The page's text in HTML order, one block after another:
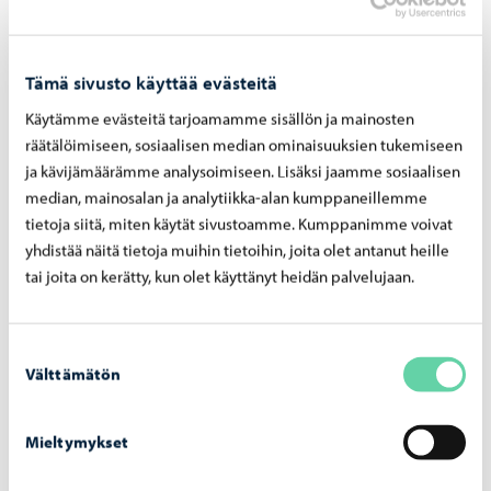
Tämä sivusto käyttää evästeitä
Käytämme evästeitä tarjoamamme sisällön ja mainosten
räätälöimiseen, sosiaalisen median ominaisuuksien tukemiseen
ja kävijämäärämme analysoimiseen. Lisäksi jaamme sosiaalisen
median, mainosalan ja analytiikka-alan kumppaneillemme
tietoja siitä, miten käytät sivustoamme. Kumppanimme voivat
yhdistää näitä tietoja muihin tietoihin, joita olet antanut heille
tai joita on kerätty, kun olet käyttänyt heidän palvelujaan.
valinta
Välttämätön
Mieltymykset
ruokakurssit
luennot
Harrastukset ovat erinomainen tapa harjoitella suomea
luonnollisesti ja löytää oma yhteisö Porvoosta.
Kansalaisopiston opetustarjonta
Porvoon kansalaisopisto järjestää lakisääteistä